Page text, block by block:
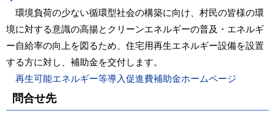
環境負荷の少ない循環型社会の構築に向け、村民の皆様の環
境に対する意識の高揚とクリーンエネルギーの普及・エネルギ
ー自給率の向上を図るため、住宅用再生エネルギー設備を設置
する方に対し、補助金を交付します。
再生可能エネルギー等導入促進費補助金ホームページ
問合せ先